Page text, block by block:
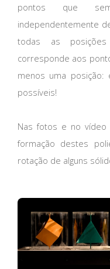
pontos que
independentemente
todas as
corresponde aos
menos uma
possíveis!
Nas fotos e no vídeo
formação destes
rotação de alguns